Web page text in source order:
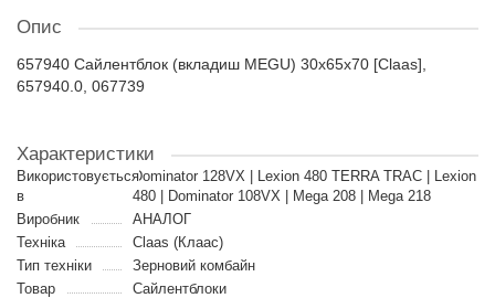
Опис
657940 Сайлентблок (вкладиш MEGU) 30x65x70 [Claas],
657940.0, 067739
Характеристики
Використовується
в
Dominator 128VX | Lexion 480 TERRA TRAC | Lexion
480 | Dominator 108VX | Mega 208 | Mega 218
Виробник
АНАЛОГ
Техніка
Claas (Клаас)
Тип техніки
Зерновий комбайн
Товар
Сайлентблоки